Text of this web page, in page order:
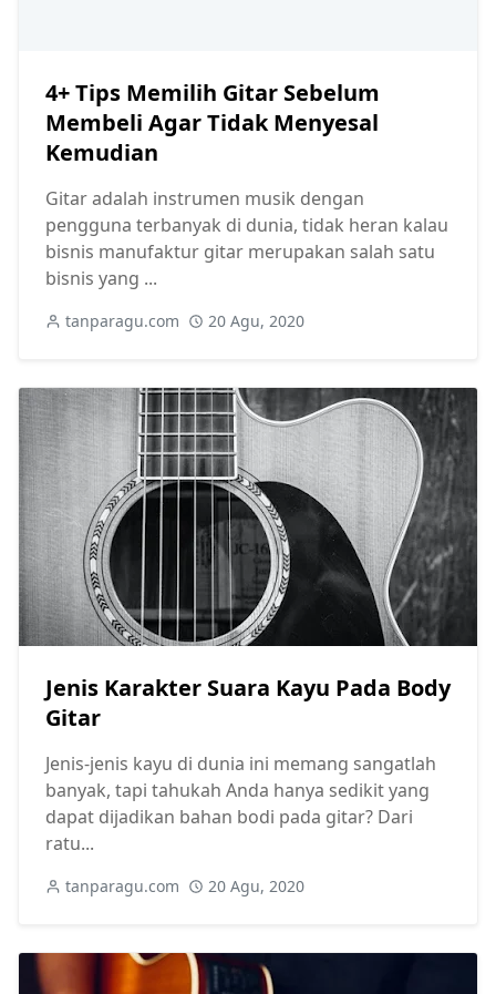
4+ Tips Memilih Gitar Sebelum
Membeli Agar Tidak Menyesal
Kemudian
Gitar adalah instrumen musik dengan
pengguna terbanyak di dunia, tidak heran kalau
bisnis manufaktur gitar merupakan salah satu
bisnis yang ...
tanparagu.com 20 Agu, 2020
Jenis Karakter Suara Kayu Pada Body
Gitar
Jenis-jenis kayu di dunia ini memang sangatlah
banyak, tapi tahukah Anda hanya sedikit yang
dapat dijadikan bahan bodi pada gitar? Dari
ratu...
tanparagu.com 20 Agu, 2020